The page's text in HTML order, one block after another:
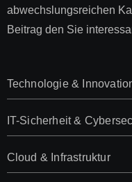
abwechslungsreichen
Beitrag den Sie
Technologie &
IT-Sicherheit &
Cloud & Infrastruktur